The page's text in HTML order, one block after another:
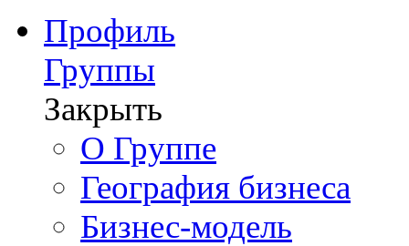
Профиль
Группы
Закрыть
О Группе
География бизнеса
Бизнес-модель